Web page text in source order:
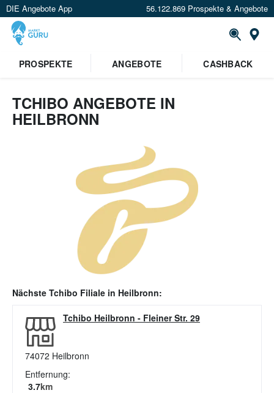
DIE Angebote App 56.122.869 Prospekte & Angebote
PROSPEKTE
ANGEBOTE CASHBACK
TCHIBO ANGEBOTE IN
HEILBRONN
Nächste Tchibo Filiale in Heilbronn:
Tchibo Heilbronn - Fleiner Str. 29
74072 Heilbronn
Entfernung:
3.7km